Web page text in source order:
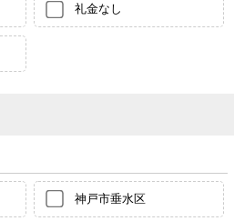
礼金なし
神戸市垂水区